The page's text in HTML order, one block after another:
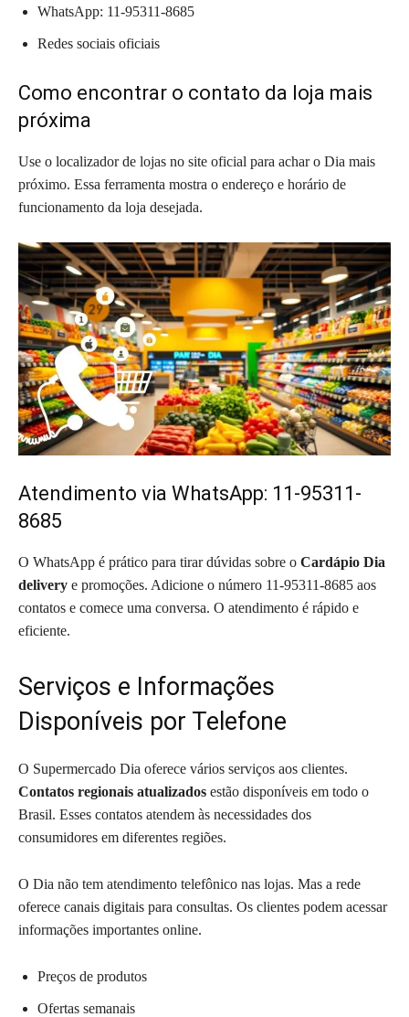
WhatsApp: 11-95311-8685
Redes sociais oficiais
Como encontrar o contato da loja mais
próxima
Use o localizador de lojas no site oficial para achar o Dia mais
próximo. Essa ferramenta mostra o endereço e horário de
funcionamento da loja desejada.
Atendimento via WhatsApp: 11-95311-
8685
O WhatsApp é prático para tirar dúvidas sobre o Cardápio Dia
delivery e promoções. Adicione o número 11-95311-8685 aos
contatos e comece uma conversa. O atendimento é rápido e
eficiente.
Serviços e Informações
Disponíveis por Telefone
O Supermercado Dia oferece vários serviços aos clientes.
Contatos regionais atualizados estão disponíveis em todo o
Brasil. Esses contatos atendem às necessidades dos
consumidores em diferentes regiões.
O Dia não tem atendimento telefônico nas lojas. Mas a rede
oferece canais digitais para consultas. Os clientes podem acessar
informações importantes online.
Preços de produtos
Ofertas semanais